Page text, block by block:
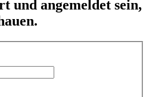
und angemeldet sein,